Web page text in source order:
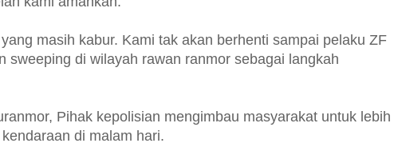
masih kabur. Kami tak akan berhenti sampai pelaku ZF
sweeping di wilayah rawan ranmor sebagai langkah
Pihak kepolisian mengimbau masyarakat untuk lebih
di malam hari.